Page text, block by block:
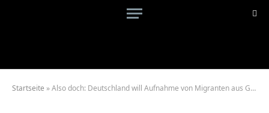
Startseite »Also doch: Deutschland will Aufnahme von Migranten aus Griechenland